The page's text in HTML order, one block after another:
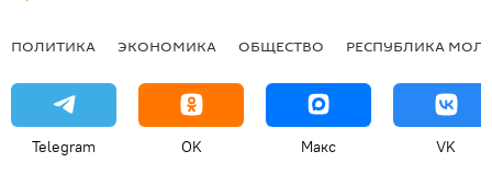
ПОЛИТИКА ЭКОНОМИКА ОБЩЕСТВО РЕСПУБЛИКА
Telegram OK Макс VK